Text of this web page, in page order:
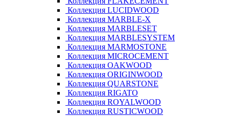
Коллекция LUCIDWOOD
Коллекция MARBLE-X
Коллекция MARBLESET
Коллекция MARBLESYSTEM
Коллекция MARMOSTONE
Коллекция MICROCEMENT
Коллекция OAKWOOD
Коллекция ORIGINWOOD
Коллекция QUARSTONE
Коллекция RIGATO
Коллекция ROYALWOOD
Коллекция RUSTICWOOD